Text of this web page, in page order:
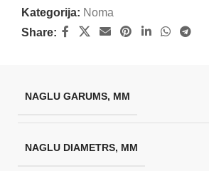
Kategorija: Noma
Share:
NAGLU GARUMS, MM
NAGLU DIAMETRS, MM